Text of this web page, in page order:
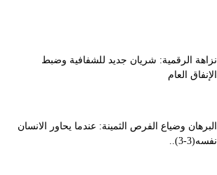
نزاهة الرقمية: شريان جديد للشفافية وضبط
الإنفاق العام
البرهان وضياع الفرص الثمينة: عندما يحاور الانسان
نفسه(3-3)..